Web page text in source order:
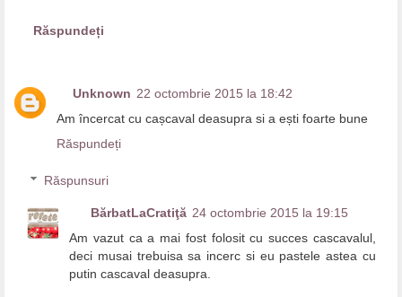
Răspundeți
Unknown 22 octombrie 2015 la 18:42
Am încercat cu cașcaval deasupra si a ești foarte bune
Răspundeți
Răspunsuri
BărbatLaCratiţă 24 octombrie 2015 la 19:15
Am vazut ca a mai fost folosit cu succes cascavalul,
deci musai trebuisa sa incerc si eu pastele astea cu
putin cascaval deasupra.